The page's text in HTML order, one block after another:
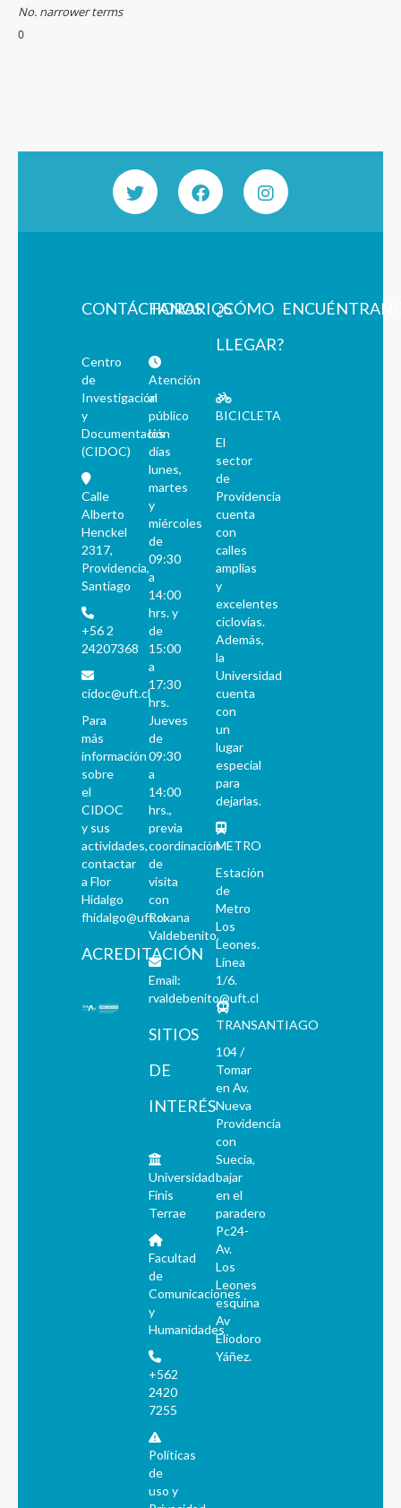
No. narrower terms
0
CONTÁCTANOS
Centro
de
Investigación
y
Documentación
(CIDOC)
Calle
Alberto
Henckel
2317,
Providencia,
Santiago
+56 2
24207368
cidoc@uft.cl
Para
más
información
sobre
el
CIDOC
y sus
actividades,
contactar
a Flor
Hidalgo
fhidalgo@uft.cl
ACREDITACIÓN
HORARIOS
Atención
al
público
los
días
lunes,
martes
y
miércoles
de
09:30
a
14:00
hrs. y
de
15:00
a
17:30
hrs.
Jueves
de
09:30
a
14:00
hrs.,
previa
coordinación
de
visita
con
Roxana
Valdebenito.
Email:
rvaldebenito@uft.cl
SITIOS
DE
INTERÉS
Universidad
Finis
Terrae
Facultad
de
Comunicaciones
y
Humanidades
+562
2420
7255
Políticas
de
uso y
¿CÓMO
LLEGAR?
BICICLETA
El
sector
de
Providencia
cuenta
con
calles
amplias
y
excelentes
ciclovías.
Además,
la
Universidad
cuenta
con
un
lugar
especial
para
dejarlas.
METRO
Estación
de
Metro
Los
Leones.
Línea
1/6.
TRANSANTIAGO
104 /
Tomar
en Av.
Nueva
Providencia
con
Suecia,
bajar
en el
paradero
Pc24-
Av.
Los
Leones
esquina
Av
Eliodoro
Yáñez.